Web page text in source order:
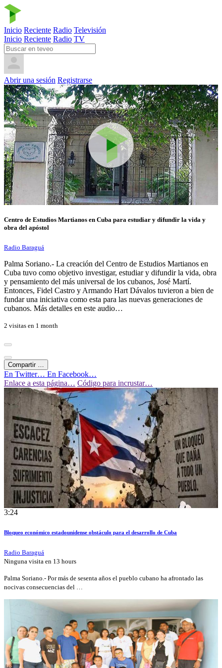
Inicio Reciente Radio Televisión
Inicio Reciente Radio TV
Abrir una sesión Registrarse
Centro de Estudios Martianos en Cuba para estudiar y difundir la vida y
obra del apóstol
Radio Baraguá
Palma Soriano.- La creación del Centro de Estudios Martianos en
Cuba tuvo como objetivo investigar, estudiar y difundir la vida, obra
y pensamiento del más universal de los cubanos, José Martí.
Entonces, Fidel Castro y Armando Hart Dávalos tuvieron a bien de
fundar una iniciativa como esta para las nuevas generaciones de
cubanos. Más detalles en este audio…
2 visitas en 1 month
Compartir …
En Twitter… En Facebook…
Enlace a esta página… Código para incrustar…
3:24
Bloqueo económico estadounidense obstáculo para el desarrollo de Cuba
Radio Baraguá
Ninguna visita en 13 hours
Palma Soriano.- Por más de sesenta años el pueblo cubano ha afrontado las
nocivas consecuencias del …